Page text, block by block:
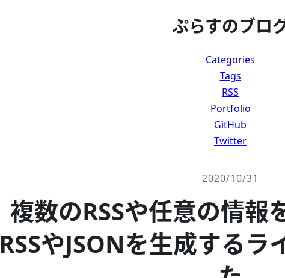
ぷらすのブロ
Categories
Tags
RSS
Portfolio
GitHub
Twitter
2020/10/31
複数のRSSや任意の情報
RSSやJSONを生成するラ